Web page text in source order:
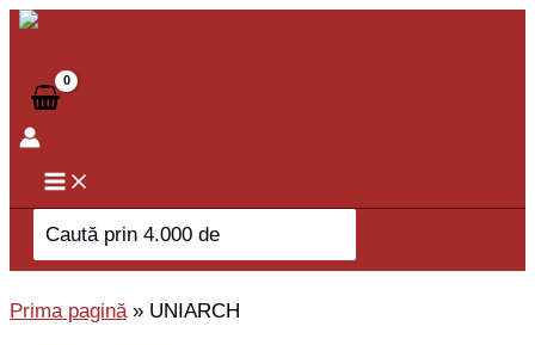
Skip
content
Search
for:
Prima pagină» UNIARCH